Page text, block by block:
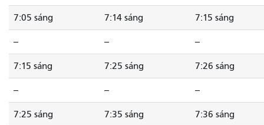
7:05 sáng 7:14 sáng 7:15 sáng
-- -- --
7:15 sáng 7:25 sáng 7:26 sáng
-- -- --
7:25 sáng 7:35 sáng 7:36 sáng